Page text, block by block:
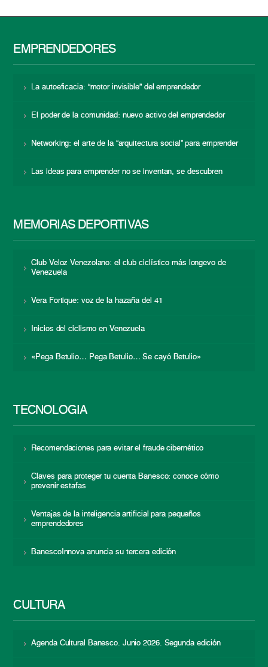
EMPRENDEDORES
La autoeficacia: “motor invisible” del emprendedor
El poder de la comunidad: nuevo activo del emprendedor
Networking: el arte de la “arquitectura social” para emprender
Las ideas para emprender no se inventan, se descubren
MEMORIAS DEPORTIVAS
Club Veloz Venezolano: el club ciclístico más longevo de
Venezuela
Vera Fortique: voz de la hazaña del 41
Inicios del ciclismo en Venezuela
«Pega Betulio… Pega Betulio… Se cayó Betulio»
TECNOLOGÍA
Recomendaciones para evitar el fraude cibernético
Claves para proteger tu cuenta Banesco: conoce cómo
prevenir estafas
Ventajas de la inteligencia artificial para pequeños
emprendedores
BanescoInnova anuncia su tercera edición
CULTURA
Agenda Cultural Banesco. Junio 2026. Segunda edición